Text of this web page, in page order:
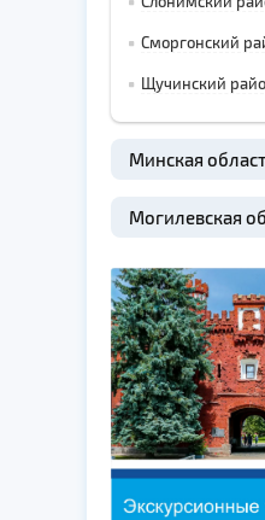
Сморгонский
Щучинский
Минская
Могилевская